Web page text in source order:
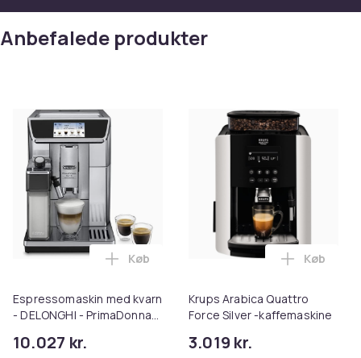
Anbefalede produkter
Espressomaskin med kvarn
- DELONGHI - PrimaDonna
ECAM650.85.MS - Ansluten
10.027 kr.
Læg Espressomaskin med kvarn -
Køb
Krups Arabica Quattro
Force Silver -kaffemaskine
3.019 kr.
Læg
Køb